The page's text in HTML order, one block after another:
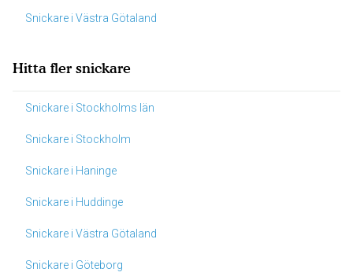
Snickare i Västra Götaland
Hitta fler snickare
Snickare i Stockholms län
Snickare i Stockholm
Snickare i Haninge
Snickare i Huddinge
Snickare i Västra Götaland
Snickare i Göteborg